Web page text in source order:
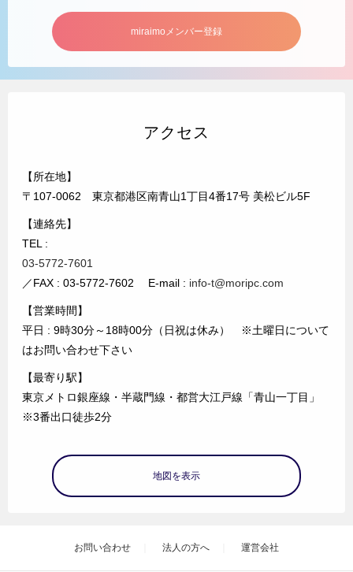
miraimoメンバー登録
アクセス
【所在地】
〒107-0062 東京都港区南青山1丁目4番17号 美松ビル5F
【連絡先】
TEL :
03-5772-7601
／FAX : 03-5772-7602 E-mail : info-t@moripc.com
【営業時間】
平日 : 9時30分～18時00分（日祝は休み） ※土曜日について
はお問い合わせ下さい
【最寄り駅】
東京メトロ銀座線・半蔵門線・都営大江戸線「青山一丁目」
※3番出口徒歩2分
地図を表示
お問い合わせ 法人の方へ 運営会社